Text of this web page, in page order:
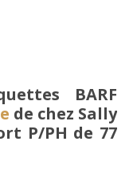
BARF
de chez Sally
P/PH de 77